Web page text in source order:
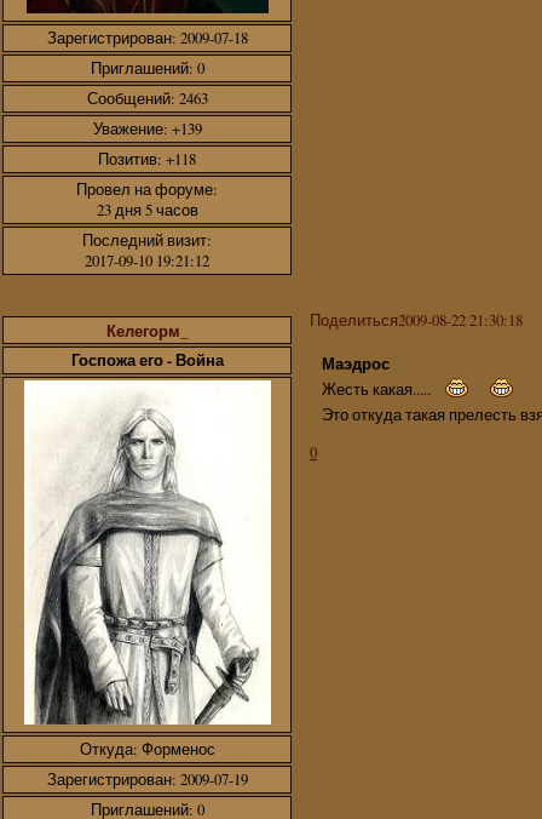
Зарегистрирован: 2009-07-18
Приглашений: 0
Сообщений: 2463
Уважение: +139
Позитив: +118
Провел на форуме:
23 дня 5 часов
Последний визит:
2017-09-10 19:21:12
Поделиться2009-08-22 21:30:18
Келегорм_
Госпожа его - Война
Откуда: Форменос
Зарегистрирован: 2009-07-19
Приглашений: 0
Маэдрос
Жесть какая.....
Это откуда такая прелесть
0